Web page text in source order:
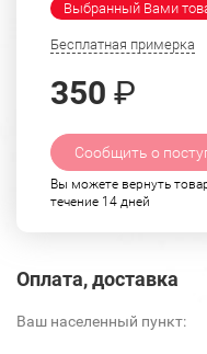
Выбранный Вами
Бесплатная примерка
350 ₽
Сообщить о
Вы можете вернуть
течение 14 дней
Оплата, доставка
Ваш населенный пункт: